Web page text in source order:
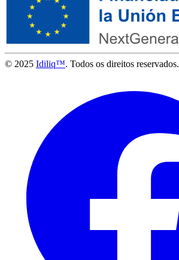
© 2025 Idiliq™. Todos os direitos reservados.